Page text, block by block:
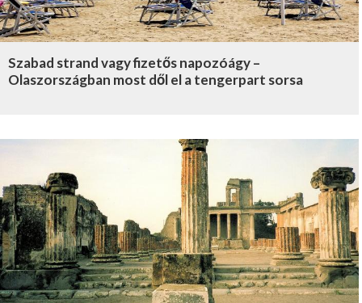
Szabad strand vagy fizetős napozóágy –
Olaszországban most dől el a tengerpart sorsa